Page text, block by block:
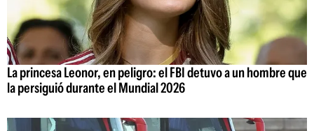
La princesa Leonor, en peligro: el FBI detuvo a un hombre que
la persiguió durante el Mundial 2026